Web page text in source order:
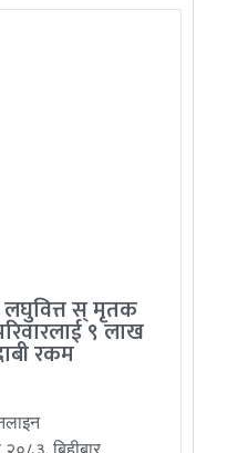
लघुवित्त स् मृतक
९ लाख
रकम